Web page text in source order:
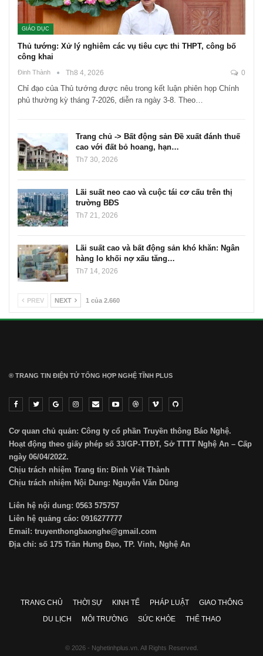
GIÁO DỤC
Thủ tướng: Xử lý nghiêm các vụ tiêu cực thi THPT, công bố
công khai
Đinh Thành Th8 4, 2026 0
Chỉ đạo của Thủ tướng được nêu trong kết luận phiên họp Chính
phủ thường kỳ tháng 7-2026, diễn ra ngày 3-8. Theo…
Trang chủ -> Bất động sản Đề xuất đánh thuế
cao với đất bỏ hoang, hạn…
Th7 30, 2026
Lãi suất neo cao và cuộc tái cơ cấu trên thị
trường BĐS
Th7 21, 2026
Lãi suất cao và bất động sản khó khăn: Ngân
hàng lo khối nợ xấu tăng…
Th7 14, 2026
PREV NEXT 1 của 2.660
® TRANG TIN ĐIỆN TỬ ТỔNG HỢP NGHỆ TĨNH PLUS
Cơ quan chủ quản: Công ty cổ phần Truyền thông Báo Nghệ.
Hoạt động theo giấy phép số 33/GP-TTĐT, Sở TTTT Nghệ An – Cấp
ngày 06/04/2022.
Chịu trách nhiệm Trang tin: Đinh Viết Thành
Chịu trách nhiệm Nội Dung: Nguyễn Văn Dũng
Liên hệ nội dung: 0563 575757
Liên hệ quảng cáo: 0916277777
Email: truyenthongbaonghe@gmail.com
Địa chỉ: số 175 Trần Hưng Đạo, TP. Vinh, Nghệ An
TRANG CHỦ THỜI SỰ KINH TẾ PHÁP LUẬT
GIAO THÔNG
DU LỊCH
MÔI TRƯỜNG SỨC KHỎE THỂ THAO
© 2026 - Nghetinhplus.vn. All Rights Reserved.